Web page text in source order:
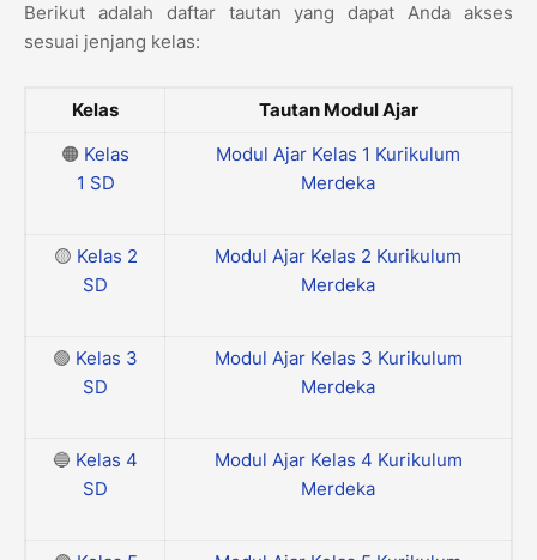
Berikut adalah daftar tautan yang dapat Anda akses
sesuai jenjang kelas:
Kelas
Tautan Modul Ajar
🟠 Kelas
1 SD
Modul Ajar Kelas 1 Kurikulum
Merdeka
🟡 Kelas 2
SD
Modul Ajar Kelas 2 Kurikulum
Merdeka
🟢 Kelas 3
SD
Modul Ajar Kelas 3 Kurikulum
Merdeka
🔵 Kelas 4
SD
Modul Ajar Kelas 4 Kurikulum
Merdeka